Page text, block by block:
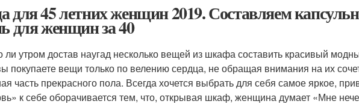
для 45 летних женщин 2019. Составляем
для женщин за 40
утром достав наугад несколько вещей из шкафа составить красивый
покупаете вещи только по велению сердца, не обращая внимания на их
часть прекрасного пола. Всегда хочется выбрать для себя самое яркое,
к себе оборачивается тем, что, открывая шкаф, женщина думает «Мне